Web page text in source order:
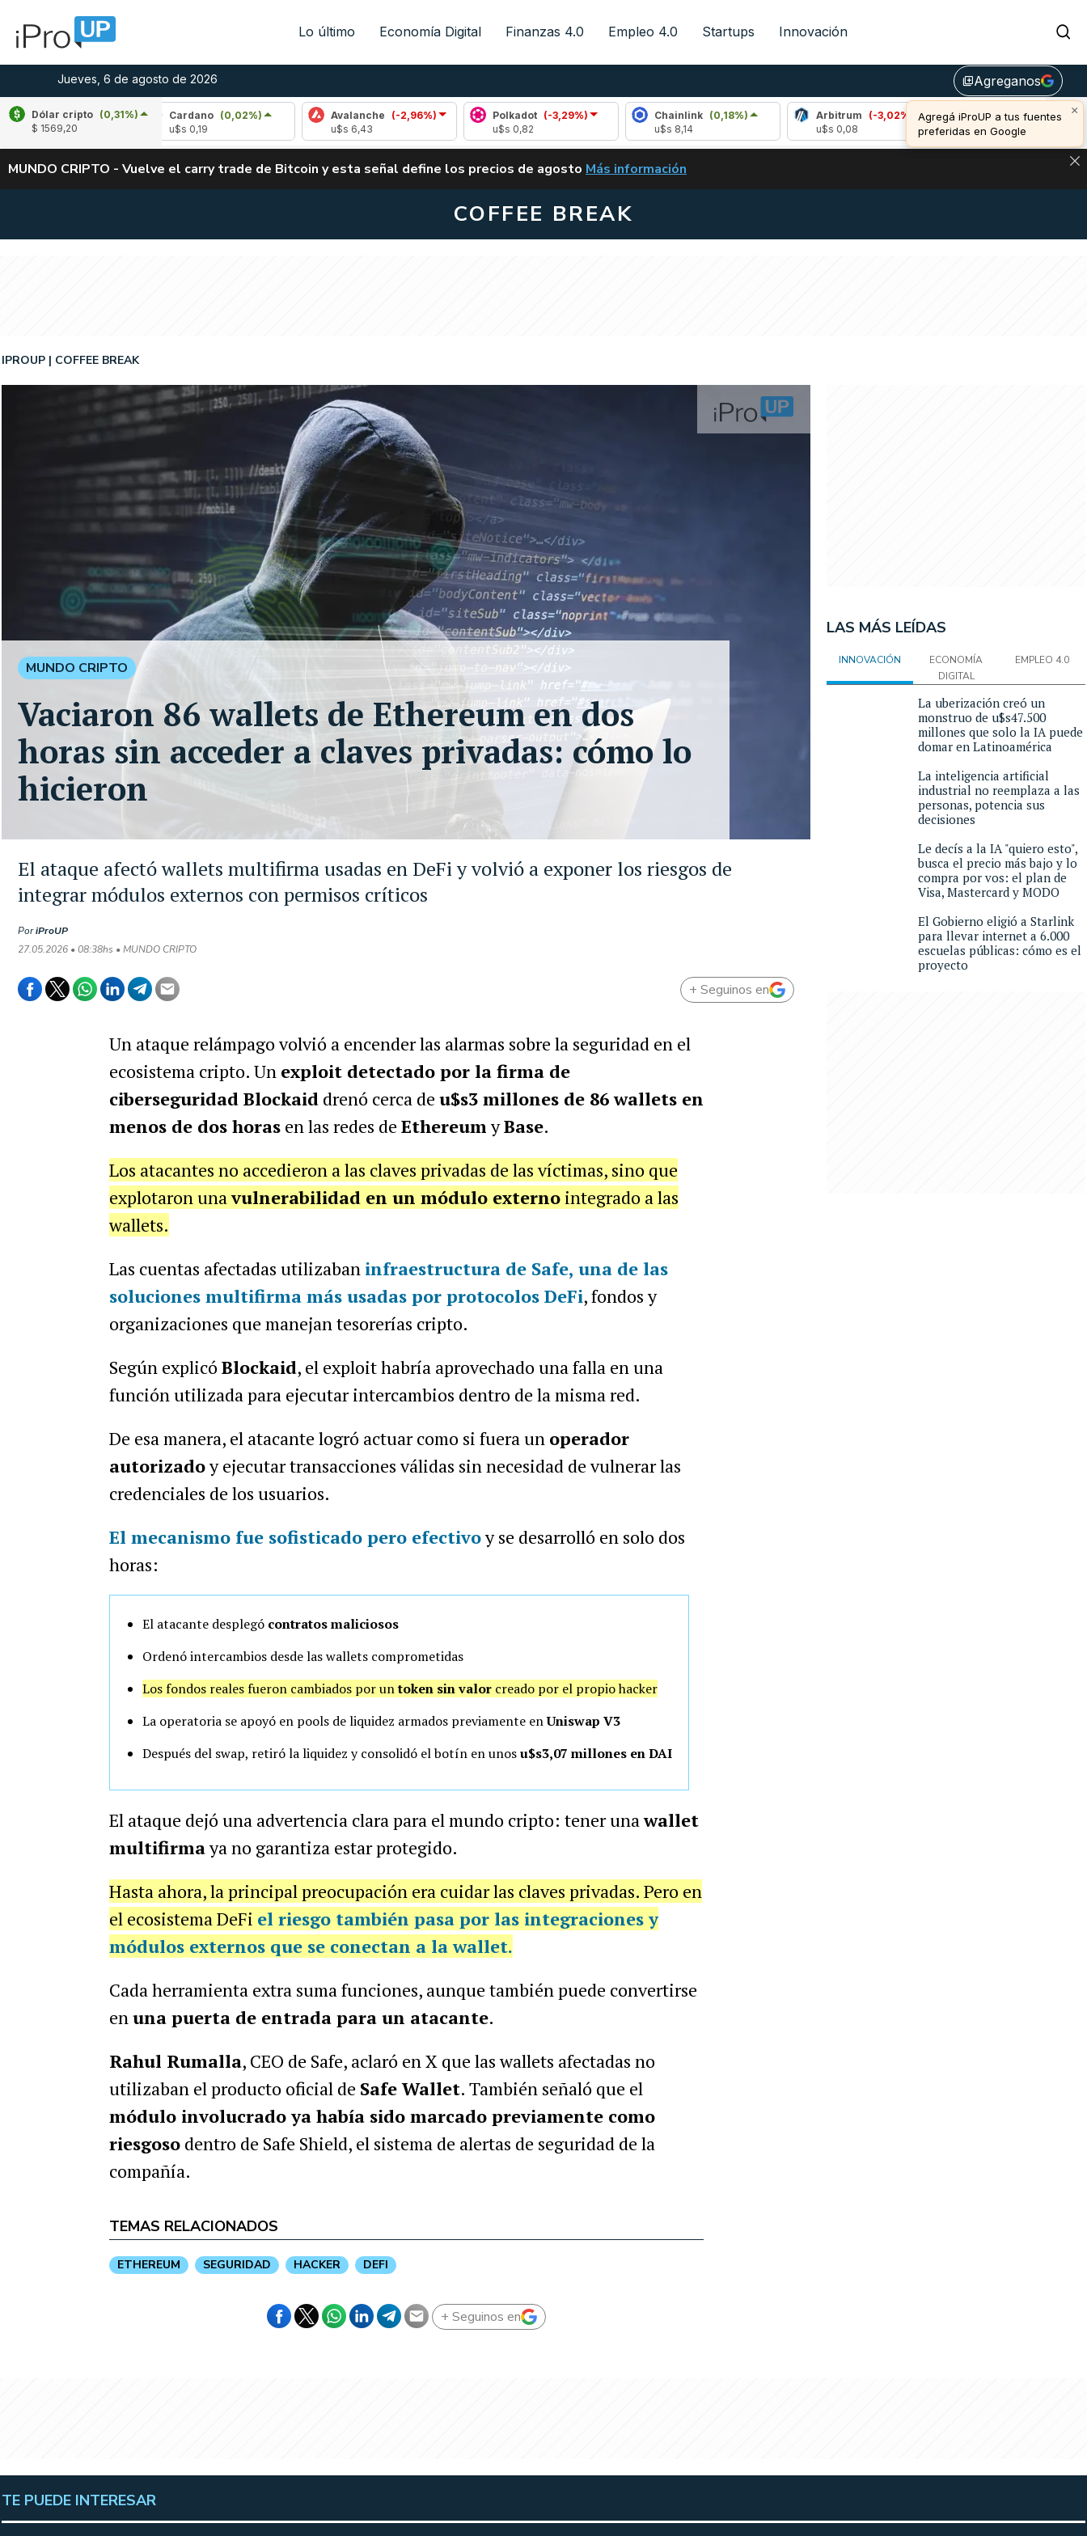
Lo último Economía Digital Finanzas 4.0 Empleo 4.0 Startups Innovación
Jueves, 6 de agosto de 2026 library_addAgreganos
×
Agregá iProUP a tus fuentes
preferidas en Google
Dólar cripto (0,31%)
$ 1569,20
(-1,31%)
Cardano (0,02%)
Avalanche
(-2,96%)
Polkadot (-3,29%)
Chainlink (0,18%)
Arbitrum (-3,02%)
Bitcoin (0,37%)
u$s 64.334,00
ALERTA
MUNDO CRIPTO - Vuelve el carry trade de Bitcoin y esta señal define los precios de agosto VUELVE EL CARRY TRADE DE BITCOIN Y ESTA SEÑAL DEFINE LOS PRECIOS DE
Más información
COFFEE BREAK
El ataque afectó wallets multifirma usadas en DeFi y volvió a exponer los riesgos de
integrar módulos externos con permisos críticos
IPROUP COFFEE BREAK
PoriProUP
27.05.2026 • 08:38hs • MUNDO CRIPTO
MUNDO CRIPTO
Vaciaron 86 wallets de Ethereum en dos
horas sin acceder a claves privadas: cómo lo
hicieron
+ Seguinos en
Un ataque relámpago volvió a encender las alarmas sobre la seguridad en el
ecosistema cripto. Un exploit detectado por la firma de
ciberseguridad Blockaiddrenó cerca de u$s3 millones de 86 wallets en
menos de dos horasen las redes de EthereumyBase.
Los atacantes no accedieron a las claves privadas de las víctimas, sino que
explotaron unavulnerabilidad en un módulo externointegrado a las
wallets.
Las cuentas afectadas utilizaban infraestructura de Safe, una de las
soluciones multifirma más usadas por protocolos DeFi, fondos y
organizaciones que manejan tesorerías cripto.
Según explicó Blockaid, el exploit habría aprovechado una falla en una
función utilizada para ejecutar intercambios dentro de la misma red.
De esa manera, el atacante logró actuar como si fuera un operador
autorizadoy ejecutar transacciones válidas sin necesidad de vulnerar las
credenciales de los usuarios.
El mecanismo fue sofisticado pero efectivoy se desarrolló en solo dos
horas:
El atacante desplegó contratos maliciosos
Ordenó intercambios desde las wallets comprometidas
Los fondos reales fueron cambiados por untoken sin valorcreado por el propio hacker
La operatoria se apoyó en pools de liquidez armados previamente enUniswap V3
Después del swap, retiró la liquidez y consolidó el botín en unosu$s3,07 millones en DAI
El ataque dejó una advertencia clara para el mundo cripto: tener unawallet
multifirmaya no garantiza estar protegido.
Hasta ahora, la principal preocupación era cuidar las claves privadas. Pero en
el ecosistema DeFi el riesgo también pasa por las integraciones y
módulos externosque se conectan a la wallet.
Cada herramienta extra suma funciones, aunque también puede convertirse
enuna puerta de entrada para un atacante.
Rahul Rumalla, CEO de Safe, aclaró en X que las wallets afectadas no
utilizaban el producto oficial de Safe Wallet. También señaló que el
módulo involucrado ya había sido marcado previamente como
riesgosodentro de Safe Shield, el sistema de alertas de seguridad de la
compañía.
TEMAS RELACIONADOS
ETHEREUM SEGURIDAD HACKER DEFI
+ Seguinos en
LAS MÁS LEÍDAS
INNOVACIÓN
ECONOMÍA
DIGITAL
EMPLEO 4.0
La uberización creó un
monstruo de u$s47.500
millones que solo la IA puede
domar en Latinoamérica
La inteligencia artificial
industrial no reemplaza a las
personas, potencia sus
decisiones
Le decís a la IA "quiero esto",
busca el precio más bajo y lo
compra por vos: el plan de
Visa, Mastercard y MODO
El Gobierno eligió a Starlink
para llevar internet a 6.000
escuelas públicas: cómo es el
proyecto
TE PUEDE INTERESAR